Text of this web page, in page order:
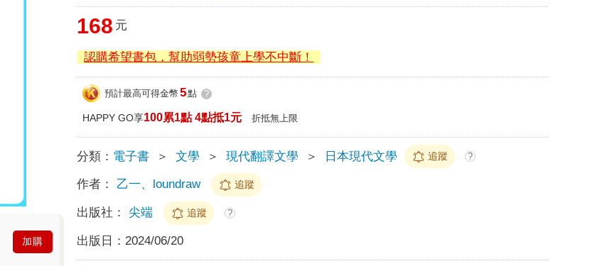
加購
168 元
認購希望書包，幫助弱勢孩童上學不中斷！
預計最高可得金幣 5點 ?
HAPPY GO享100累1點 4點抵1元 折抵無上限
分類： 電子書 ＞ 文學 ＞ 現代翻譯文學 ＞ 日本現代文學 追蹤 ?
作者： 乙一、loundraw 追蹤
出版社： 尖端 追蹤 ?
出版日： 2024/06/20